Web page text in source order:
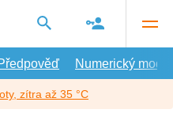
Numerický model
zítra až 35 °C